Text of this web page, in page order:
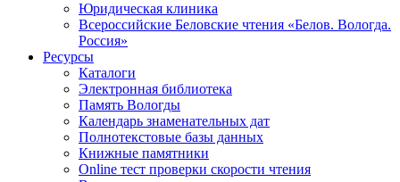
Юридическая клиника
Всероссийские Беловские чтения «Белов. Вологда.
Россия»
Ресурсы
Каталоги
Электронная библиотека
Память Вологды
Календарь знаменательных дат
Полнотекстовые базы данных
Книжные памятники
Online тест проверки скорости чтения